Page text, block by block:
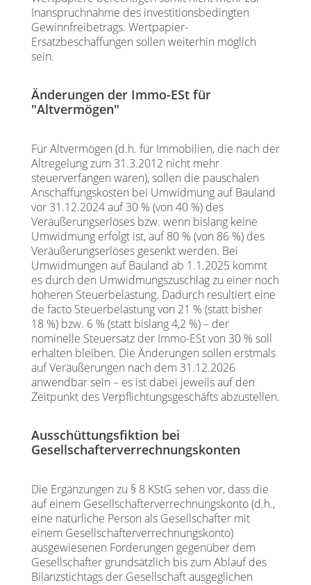
Inanspruchnahme des investitionsbedingten
Gewinnfreibetrags. Wertpapier-
Ersatzbeschaffungen sollen weiterhin möglich
sein.
Änderungen der Immo-ESt für
"Altvermögen"
Für Altvermögen (d.h. für Immobilien, die nach der
Altregelung zum 31.3.2012 nicht mehr
steuerverfangen waren), sollen die pauschalen
Anschaffungskosten bei Umwidmung auf Bauland
vor 31.12.2024 auf 30 % (von 40 %) des
Veräußerungserlöses bzw. wenn bislang keine
Umwidmung erfolgt ist, auf 80 % (von 86 %) des
Veräußerungserlöses gesenkt werden. Bei
Umwidmungen auf Bauland ab 1.1.2025 kommt
es durch den Umwidmungszuschlag zu einer noch
höheren Steuerbelastung. Dadurch resultiert eine
de facto Steuerbelastung von 21 % (statt bisher
18 %) bzw. 6 % (statt bislang 4,2 %) – der
nominelle Steuersatz der Immo-ESt von 30 % soll
erhalten bleiben. Die Änderungen sollen erstmals
auf Veräußerungen nach dem 31.12.2026
anwendbar sein – es ist dabei jeweils auf den
Zeitpunkt des Verpflichtungsgeschäfts abzustellen.
Ausschüttungsfiktion bei
Gesellschafterverrechnungskonten
Die Ergänzungen zu § 8 KStG sehen vor, dass die
auf einem Gesellschafterverrechnungskonto (d.h.,
eine natürliche Person als Gesellschafter mit
einem Gesellschafterverrechnungskonto)
ausgewiesenen Forderungen gegenüber dem
Gesellschafter grundsätzlich bis zum Ablauf des
Bilanzstichtags der Gesellschaft ausgeglichen